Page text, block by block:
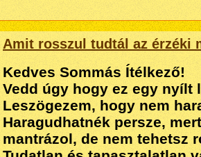
Amit rosszul tudtál az érzéki
Kedves Sommás Ítélkező!
Vedd úgy hogy ez egy nyílt
Leszögezem, hogy nem
Haragudhatnék persze,
mantrázol, de nem tehetsz